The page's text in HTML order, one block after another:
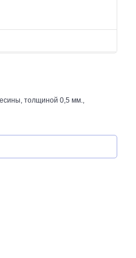
толщиной 0,5 мм.,